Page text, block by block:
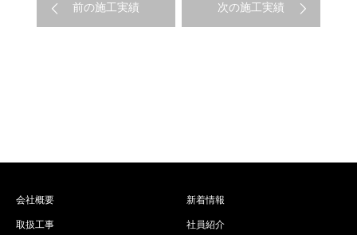
前の施工実績 次の施工実績
会社概要
取扱工事
新着情報
社員紹介